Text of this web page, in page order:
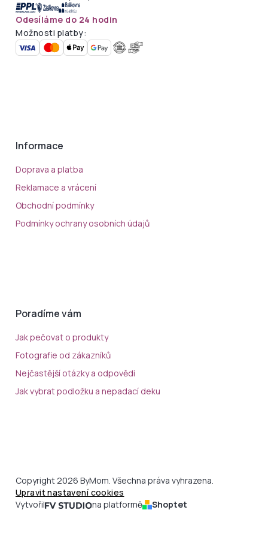
Odesíláme do 24 hodin
Možnosti platby:
Informace
Doprava a platba
Reklamace a vrácení
Obchodní podmínky
Podmínky ochrany osobních údajů
Poradíme vám
Jak pečovat o produkty
Fotografie od zákazníků
Nejčastější otázky a odpovědi
Jak vybrat podložku a nepadací deku
Copyright 2026 ByMom. Všechna práva vyhrazena.
Upravit nastavení cookies
Vytvořil
na platformě Shoptet